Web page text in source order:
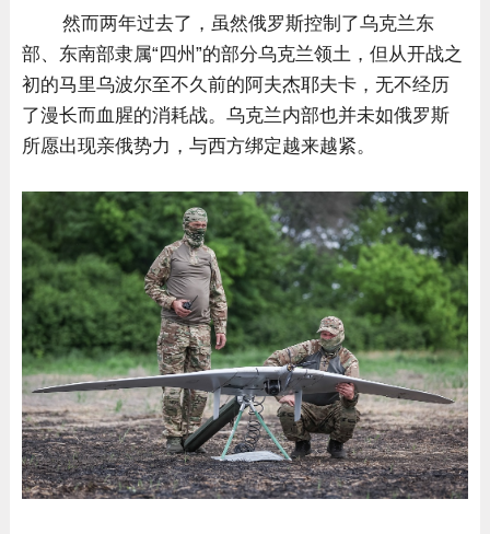
然而两年过去了，虽然俄罗斯控制了乌克兰东
部、东南部隶属“四州”的部分乌克兰领土，但从开战之
初的马里乌波尔至不久前的阿夫杰耶夫卡，无不经历
了漫长而血腥的消耗战。乌克兰内部也并未如俄罗斯
所愿出现亲俄势力，与西方绑定越来越紧。